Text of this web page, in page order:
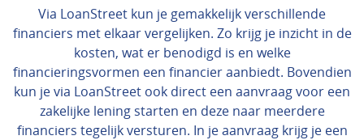
Via LoanStreet kun je gemakkelijk verschillende
financiers met elkaar vergelijken. Zo krijg je inzicht in de
kosten, wat er benodigd is en welke
financieringsvormen een financier aanbiedt. Bovendien
kun je via LoanStreet ook direct een aanvraag voor een
zakelijke lening starten en deze naar meerdere
financiers tegelijk versturen. In je aanvraag krijg je een